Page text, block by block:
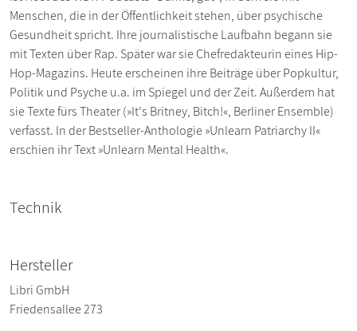
Menschen, die in der Öffentlichkeit stehen, über psychische
Gesundheit spricht. Ihre journalistische Laufbahn begann sie
mit Texten über Rap. Später war sie Chefredakteurin eines Hip-
Hop-Magazins. Heute erscheinen ihre Beiträge über Popkultur,
Politik und Psyche u.a. im Spiegel und der Zeit. Außerdem hat
sie Texte fürs Theater (»It's Britney, Bitch!«, Berliner Ensemble)
verfasst. In der Bestseller-Anthologie »Unlearn Patriarchy II«
erschien ihr Text »Unlearn Mental Health«.
Technik
Hersteller
Libri GmbH
Friedensallee 273